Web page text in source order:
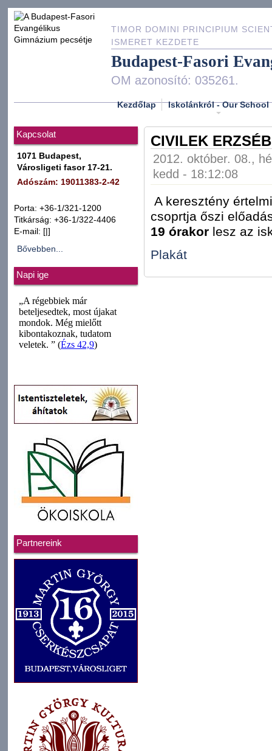
TIMOR DOMINI PRINCIPIUM
ISMERET KEZDETE
Budapest-Fasori
OM azonosító: 035261.
Kezdőlap Iskolánkról - Our School
Kapcsolat
1071 Budapest,
Városligeti fasor 17-21.
Adószám: 19011383-2-42
Porta: +36-1/321-1200
Titkárság: +36-1/322-4406
E-mail: [|]
Bővebben...
Napi ige
Partnereink
CIVILEK
2012. október. 08.,
kedd - 18:12:08
A keresztény
csoprtja őszi
19 órakor lesz az
Plakát